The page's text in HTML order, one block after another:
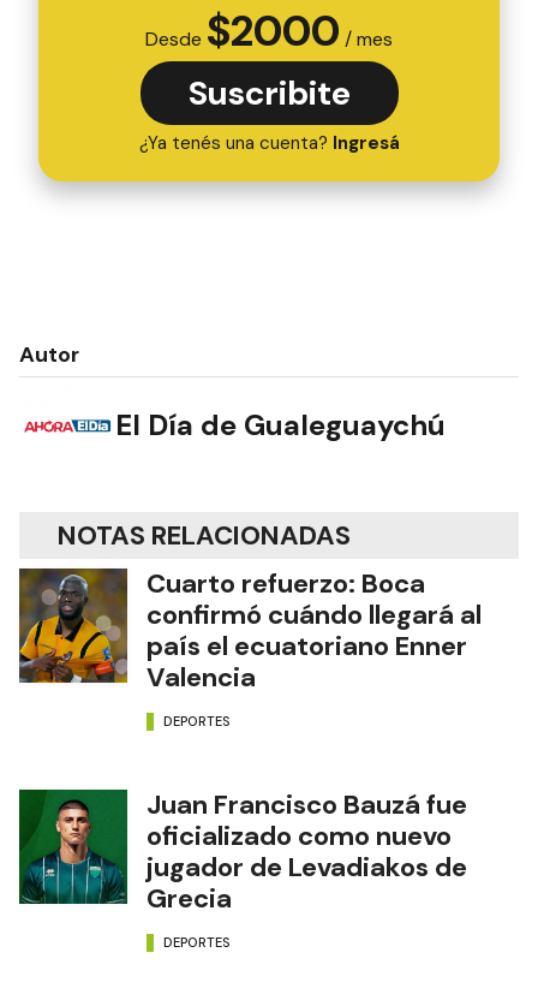
Desde $2000 / mes
Suscribite
¿Ya tenés una cuenta? Ingresá
Autor
El Día de Gualeguaychú
NOTAS RELACIONADAS
Cuarto refuerzo: Boca
confirmó cuándo llegará al
país el ecuatoriano Enner
Valencia
DEPORTES
Juan Francisco Bauzá fue
oficializado como nuevo
jugador de Levadiakos de
Grecia
DEPORTES